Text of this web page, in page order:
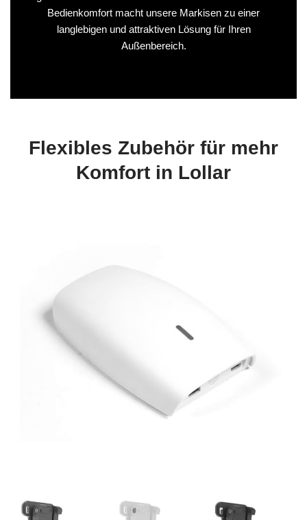
Bedienkomfort macht unsere Markisen zu einer
langlebigen und attraktiven Lösung für Ihren
Außenbereich.
Flexibles Zubehör für mehr
Komfort in Lollar